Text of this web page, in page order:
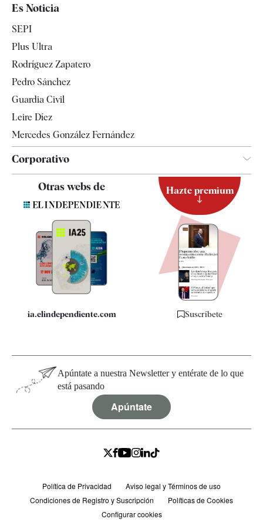
Televisión
Es Noticia
SEPI
Plus Ultra
Rodríguez Zapatero
Pedro Sánchez
Guardia Civil
Leire Díez
Mercedes González Fernández
Corporativo
Quiénes somos
Especificaciones
Otras webs de
ia.elindependiente.com
Hazte premium
Suscríbete
Apúntate a nuestra Newsletter y entérate de lo que
está pasando
Apúntate
Política de Privacidad
Aviso legal y Términos de uso
Condiciones de Registro y Suscripción
Políticas de Cookies
Configurar cookies